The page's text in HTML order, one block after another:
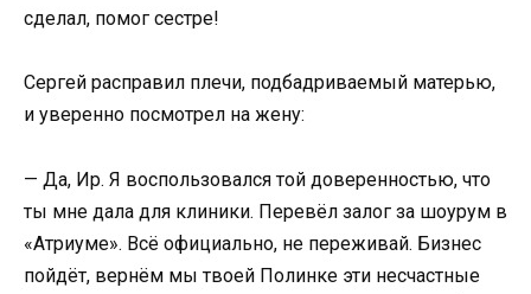
сделал, помог сестре!
Сергей расправил плечи, подбадриваемый матерью,
и уверенно посмотрел на жену:
— Да, Ир. Я воспользовался той доверенностью, что
ты мне дала для клиники. Перевёл залог за шоурум в
«Атриуме». Всё официально, не переживай. Бизнес
пойдёт, вернём мы твоей Полинке эти несчастные